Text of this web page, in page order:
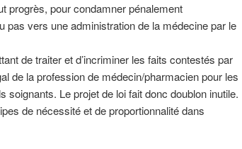
progrès, pour condamner pénalement
pas vers une administration de la médecine par le
de traiter et d’incriminer les faits contestés par
de la profession de médecin/pharmacien pour les
soignants. Le projet de loi fait donc doublon inutile.
de nécessité et de proportionnalité dans